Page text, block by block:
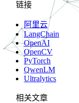
链接
阿里云
LangChain
OpenAI
OpenCV
PyTorch
QwenLM
Ultralytics
相关文章